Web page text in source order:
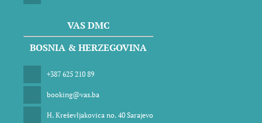
VAS DMC
BOSNIA & HERZEGOVINA
+387 625 210 89
booking@vas.ba
H. Kreševljakovica no. 40 Sarajevo